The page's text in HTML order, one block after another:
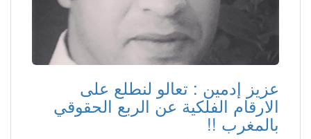
عزيز إدمين : تعالو لنطلع على
الارقام الفلكية عن الربع الحقوقي
بالمغرب !!